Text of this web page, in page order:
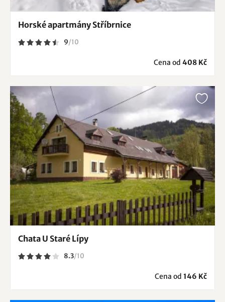
Horské apartmány Stříbrnice
9/10
Cena od 408 Kč
Chata U Staré Lípy
8.3/10
Cena od 146 Kč